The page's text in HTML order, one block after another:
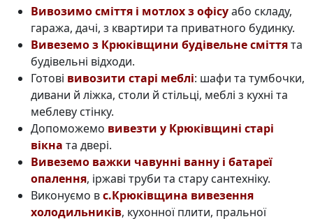
Вивозимо сміття і мотлох з офісуабо складу,
гаража, дачі, з квартири та приватного будинку.
Вивеземо з Крюківщини будівельне сміттята
будівельні відходи.
Готові вивозити старі меблі: шафи та тумбочки,
дивани й ліжка, столи й стільці, меблі з кухні та
меблеву стінку.
Допоможемо вивезти у Крюківщині старі
вікна та двері.
Вивеземо важки чавунні ванну і батареї
опалення, іржаві труби та стару сантехніку.
Виконуємо вс.Крюківщина вивезення
холодильників, кухонної плити, пральної